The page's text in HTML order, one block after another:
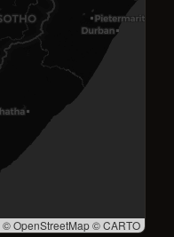
© OpenStreetMap © CARTO